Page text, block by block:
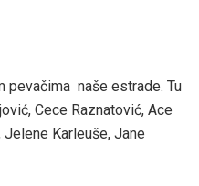
pevačima naše estrade. Tu
Cece Raznatović, Ace
Karleuše, Jane